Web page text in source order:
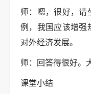
师：嗯，很好，请
例，我国应该增强
对外经济发展。
师：回答得很好。
课堂小结